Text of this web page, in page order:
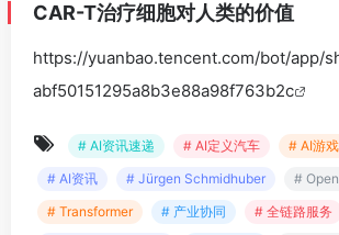
CAR-T治疗细胞对人类的价值
https://yuanbao.tencent.com/bot/app/
abf50151295a8b3e88a98f763b2c
# AI资讯速递 # AI定义汽车 # AI游
# AI资讯
# Jürgen Schmidhuber
#
# Transformer
# 产业协同
# 全链路服务